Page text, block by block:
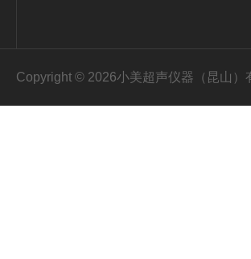
Copyright © 2026小美超声仪器（昆山